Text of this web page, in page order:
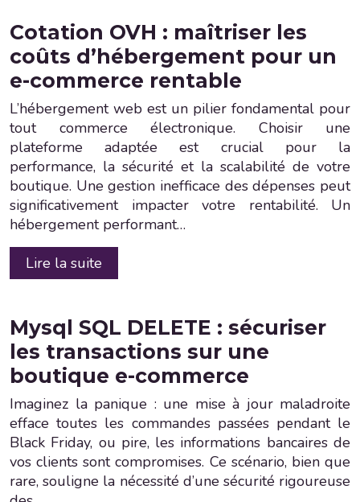
Cotation OVH : maîtriser les
coûts d’hébergement pour un
e-commerce rentable
L’hébergement web est un pilier fondamental pour
tout commerce électronique. Choisir une
plateforme adaptée est crucial pour la
performance, la sécurité et la scalabilité de votre
boutique. Une gestion inefficace des dépenses peut
significativement impacter votre rentabilité. Un
hébergement performant…
Lire la suite
Mysql SQL DELETE : sécuriser
les transactions sur une
boutique e-commerce
Imaginez la panique : une mise à jour maladroite
efface toutes les commandes passées pendant le
Black Friday, ou pire, les informations bancaires de
vos clients sont compromises. Ce scénario, bien que
rare, souligne la nécessité d’une sécurité rigoureuse